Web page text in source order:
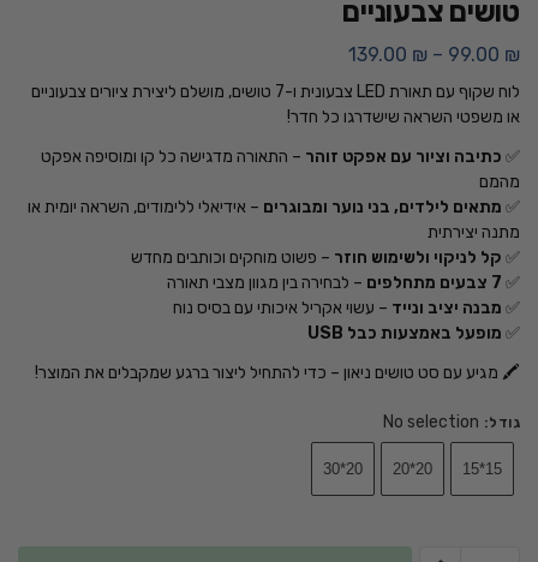
טושים צבעוניים
99.00 ₪
–
139.00 ₪
לוח שקוף עם תאורת LED צבעונית ו-7 טושים, מושלם ליצירת ציורים צבעוניים
או משפטי השראה שישדרגו כל חדר!
✅ כתיבה וציור עם אפקט זוהר – התאורה מדגישה כל קו ומוסיפה אפקט
מהמם
✅ מתאים לילדים, בני נוער ומבוגרים – אידיאלי ללימודים, השראה יומית או
מתנה יצירתית
✅ קל לניקוי ולשימוש חוזר – פשוט מוחקים וכותבים מחדש
✅ 7 צבעים מתחלפים
– לבחירה בין מגוון מצבי תאורה
✅ מבנה יציב ונייד – עשוי אקריל איכותי עם בסיס נוח
✅ מופעל באמצעות כבל USB
🖍️ מגיע עם סט טושים ניאון – כדי להתחיל ליצור ברגע שמקבלים את המוצר!
גודל:
No selection
15*15
20*20
20*30